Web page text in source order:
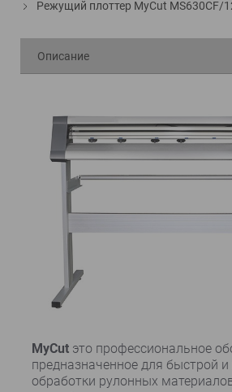
Режущий плоттер MyCut MS630CF/
Описание
MyCutэто профессиональное
предназначенное для быстрой
обработки рулонных